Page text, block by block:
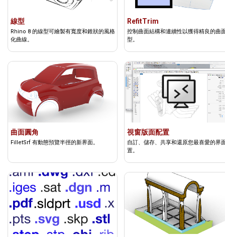
線型
Rhino 8 的線型可繪製有寬度和錐狀的風格
化曲線。
RefitTrim
控制曲面結構和連續性以獲得精良的曲
型。
曲面圓角
FilletSrf 有動態預覽半徑的新界面。
視窗版面配置
自訂、儲存、共享和還原您最喜愛的界
置。